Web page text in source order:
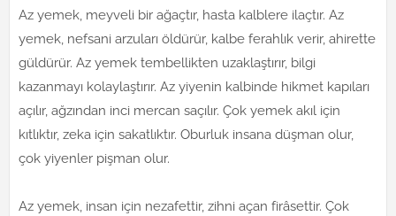
Az yemek, meyveli bir ağaçtır, hasta kalblere ilaçtır. Az
yemek, nefsani arzuları öldürür, kalbe ferahlık verir, ahirette
güldürür. Az yemek tembellikten uzaklaştırır, bilgi
kazanmayı kolaylaştırır. Az yiyenin kalbinde hikmet kapıları
açılır, ağzından inci mercan saçılır. Çok yemek akıl için
kıtlıktır, zeka için sakatlıktır. Oburluk insana düşman olur,
çok yiyenler pişman olur.
Az yemek, insan için nezafettir, zihni açan firâsettir. Çok